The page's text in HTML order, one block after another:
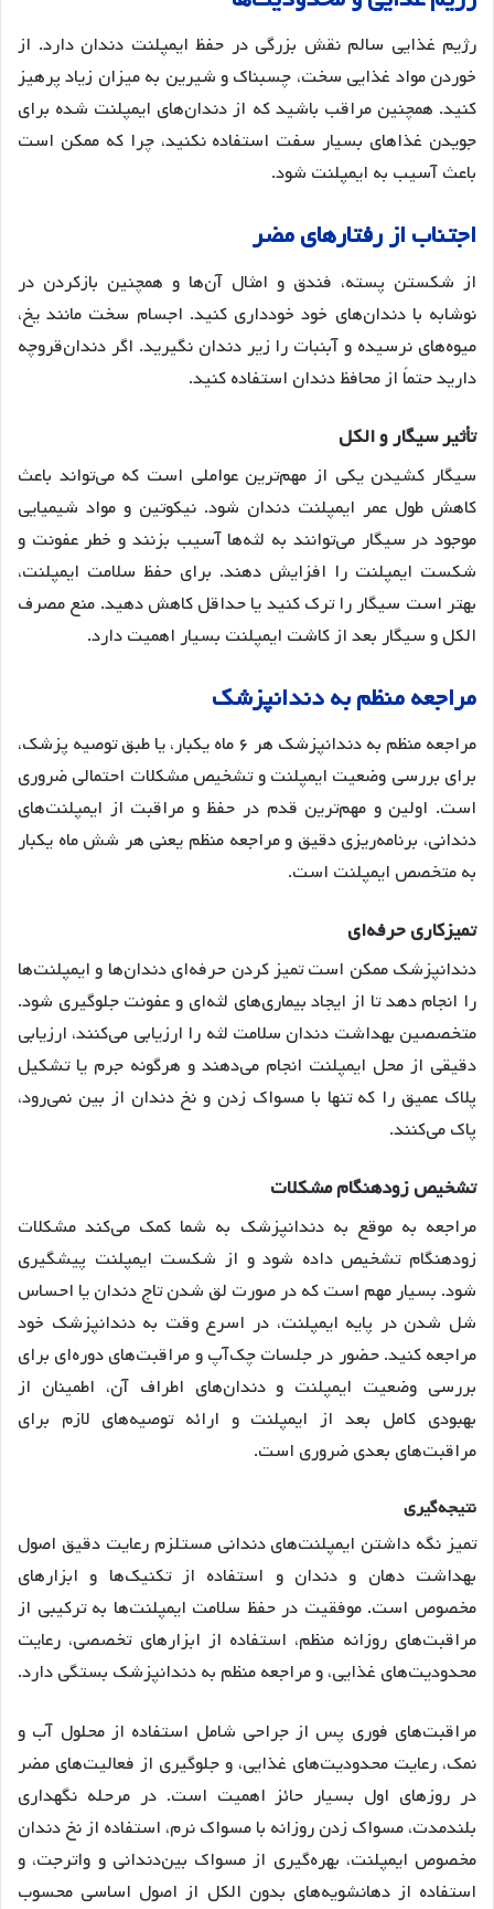
رژیم غذایی سالم نقش بزرگی در حفظ ایمپلنت دندان دارد. از
خوردن مواد غذایی سخت، چسبناک و شیرین به میزان زیاد پرهیز
کنید. همچنین مراقب باشید که از دندان‌های ایمپلنت شده برای
جویدن غذاهای بسیار سفت استفاده نکنید، چرا که ممکن است
باعث آسیب به ایمپلنت شود.
اجتناب ازرفتارهایمضر
از شکستن پسته، فندق و امثال آن‌ها و همچنین بازکردن در
نوشابه با دندان‌های خود خودداری کنید. اجسام سخت مانند یخ،
میوه‌های نرسیده و آبنبات را زیر دندان نگیرید. اگر دندان‌قروچه
دارید حتماً از محافظ دندان استفاده کنید.
تأثیرسیگاروالکل
سیگار کشیدن یکی از مهم‌ترین عواملی است که می‌تواند باعث
کاهش طول عمر ایمپلنت دندان شود. نیکوتین و مواد شیمیایی
موجود در سیگار می‌توانند به لثه‌ها آسیب بزنند و خطر عفونت و
شکست ایمپلنت را افزایش دهند. برای حفظ سلامت ایمپلنت،
بهتر است سیگار را ترک کنید یا حداقل کاهش دهید. منع مصرف
الکل و سیگار بعد از کاشت ایمپلنت بسیار اهمیت دارد.
مراجعهمنظمبهدندانپزشک
مراجعه منظم به دندانپزشک هر ۶ ماه یکبار، یا طبق توصیه پزشک،
برای بررسی وضعیت ایمپلنت و تشخیص مشکلات احتمالی ضروری
است. اولین و مهم‌ترین قدم در حفظ و مراقبت از ایمپلنت‌های
دندانی، برنامه‌ریزی دقیق و مراجعه منظم یعنی هر شش ماه یکبار
به متخصص ایمپلنت است.
تمیزکاریحرفهای
دندانپزشک ممکن است تمیز کردن حرفه‌ای دندان‌ها و ایمپلنت‌ها
را انجام دهد تا از ایجاد بیماری‌های لثه‌ای و عفونت جلوگیری شود.
متخصصین بهداشت دندان سلامت لثه را ارزیابی می‌کنند، ارزیابی
دقیقی از محل ایمپلنت انجام می‌دهند و هرگونه جرم یا تشکیل
پلاک عمیق را که تنها با مسواک زدن و نخ دندان از بین نمی‌رود،
پاک می‌کنند.
تشخیصزودهنگاممشکلات
مراجعه به موقع به دندانپزشک به شما کمک می‌کند مشکلات
زودهنگام تشخیص داده شود و از شکست ایمپلنت پیشگیری
شود. بسیار مهم است که در صورت لق شدن تاج دندان یا احساس
شل شدن در پایه ایمپلنت، در اسرع وقت به دندانپزشک خود
مراجعه کنید. حضور در جلسات چک‌آپ و مراقبت‌های دوره‌ای برای
بررسی وضعیت ایمپلنت و دندان‌های اطراف آن، اطمینان از
بهبودی کامل بعد از ایمپلنت و ارائه توصیه‌های لازم برای
مراقبت‌های بعدی ضروری است.
نتیجهگیری
تمیز نگه داشتن ایمپلنت‌های دندانی مستلزم رعایت دقیق اصول
بهداشت دهان و دندان و استفاده از تکنیک‌ها و ابزارهای
مخصوص است. موفقیت در حفظ سلامت ایمپلنت‌ها به ترکیبی از
مراقبت‌های روزانه منظم، استفاده از ابزارهای تخصصی، رعایت
محدودیت‌های غذایی، و مراجعه منظم به دندانپزشک بستگی دارد.
مراقبت‌های فوری پس از جراحی شامل استفاده از محلول آب و
نمک، رعایت محدودیت‌های غذایی، و جلوگیری از فعالیت‌های مضر
در روزهای اول بسیار حائز اهمیت است. در مرحله نگهداری
بلندمدت، مسواک زدن روزانه با مسواک نرم، استفاده از نخ دندان
مخصوص ایمپلنت، بهره‌گیری از مسواک بین‌دندانی و واترجت، و
استفاده از دهانشویه‌های بدون الکل از اصول اساسی محسوب